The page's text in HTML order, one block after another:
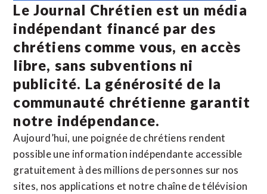
Le Journal Chrétien est un média
indépendant financé par des
chrétiens comme vous, en accès
libre, sans subventions ni
publicité. La générosité de la
communauté chrétienne garantit
notre indépendance.
Aujourd’hui, une poignée de chrétiens rendent
possible une information indépendante accessible
gratuitement à des millions de personnes sur nos
sites, nos applications et notre chaîne de télévision